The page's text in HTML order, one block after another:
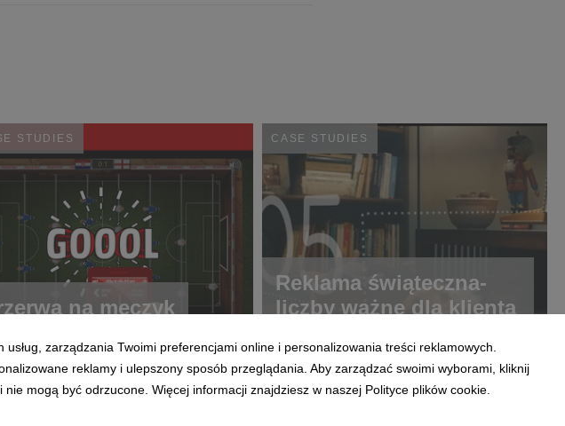
STUDIES
na meczyk
CASE STUDIES
Reklama świąteczna-
liczby ważne dla klienta
zarządzania Twoimi preferencjami online i personalizowania treści reklamowych.
reklamy i ulepszony sposób przeglądania. Aby zarządzać swoimi wyborami, kliknij
mogą być odrzucone. Więcej informacji znajdziesz w naszej Polityce plików cookie.